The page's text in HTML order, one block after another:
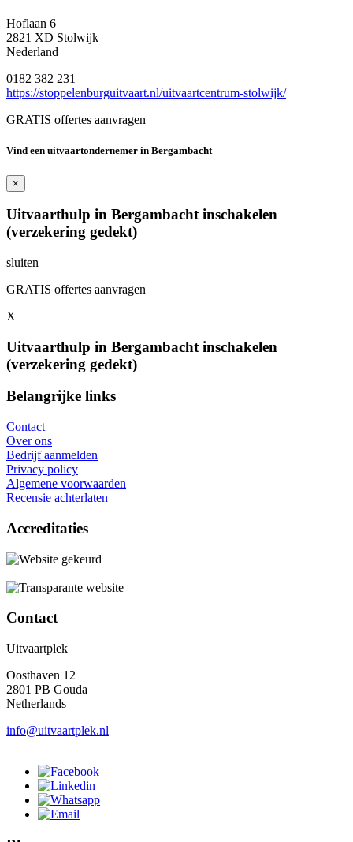
Hoflaan 6
2821 XD Stolwijk
Nederland
0182 382 231
https://stoppelenburguitvaart.nl/uitvaartcentrum-stolwijk/
GRATIS offertes aanvragen
Vind een uitvaartondernemer in Bergambacht
×
Uitvaarthulp in Bergambacht inschakelen
(verzekering gedekt)
sluiten
GRATIS offertes aanvragen
X
Uitvaarthulp in Bergambacht inschakelen
(verzekering gedekt)
Belangrijke links
Contact
Over ons
Bedrijf aanmelden
Privacy policy
Algemene voorwaarden
Recensie achterlaten
Accreditaties
Contact
Uitvaartplek
Oosthaven 12
2801 PB Gouda
Netherlands
info@uitvaartplek.nl